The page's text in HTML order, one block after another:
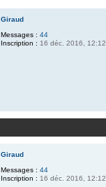
Giraud
Messages : 44
Inscription : 16 déc. 2016, 12:12
Giraud
Messages : 44
Inscription : 16 déc. 2016, 12:12